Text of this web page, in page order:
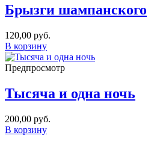
Брызги шампанского
120,00 руб.
В корзину
Предпросмотр
Тысяча и одна ночь
200,00 руб.
В корзину